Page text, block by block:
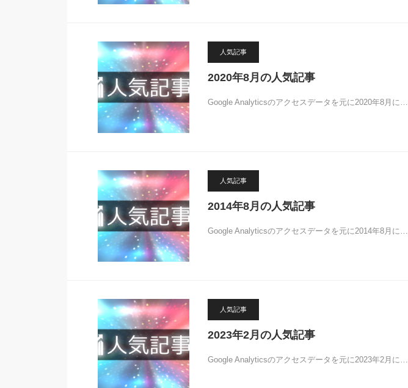
人気記事
2020年8月の人気記事
Google Analyticsのアクセスデータを元に2020年8月に…
人気記事
2014年8月の人気記事
Google Analyticsのアクセスデータを元に2014年8月に…
人気記事
2023年2月の人気記事
Google Analyticsのアクセスデータを元に2023年2月に…